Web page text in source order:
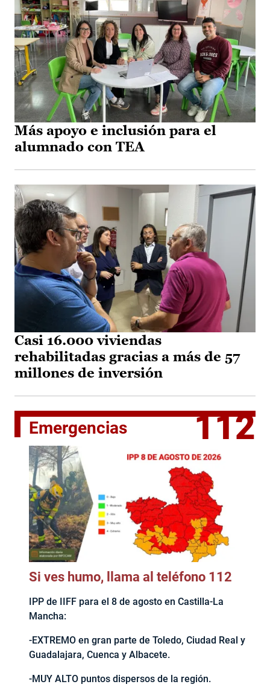
Más apoyo e inclusión para el
alumnado con TEA
Casi 16.000 viviendas
rehabilitadas gracias a más de 57
millones de inversión
Emergencias 112
Si ves humo, llama al teléfono 112
IPP de IIFF para el 8 de agosto en Castilla-La
Mancha:
-EXTREMO en gran parte de Toledo, Ciudad Real y
Guadalajara, Cuenca y Albacete.
-MUY ALTO puntos dispersos de la región.